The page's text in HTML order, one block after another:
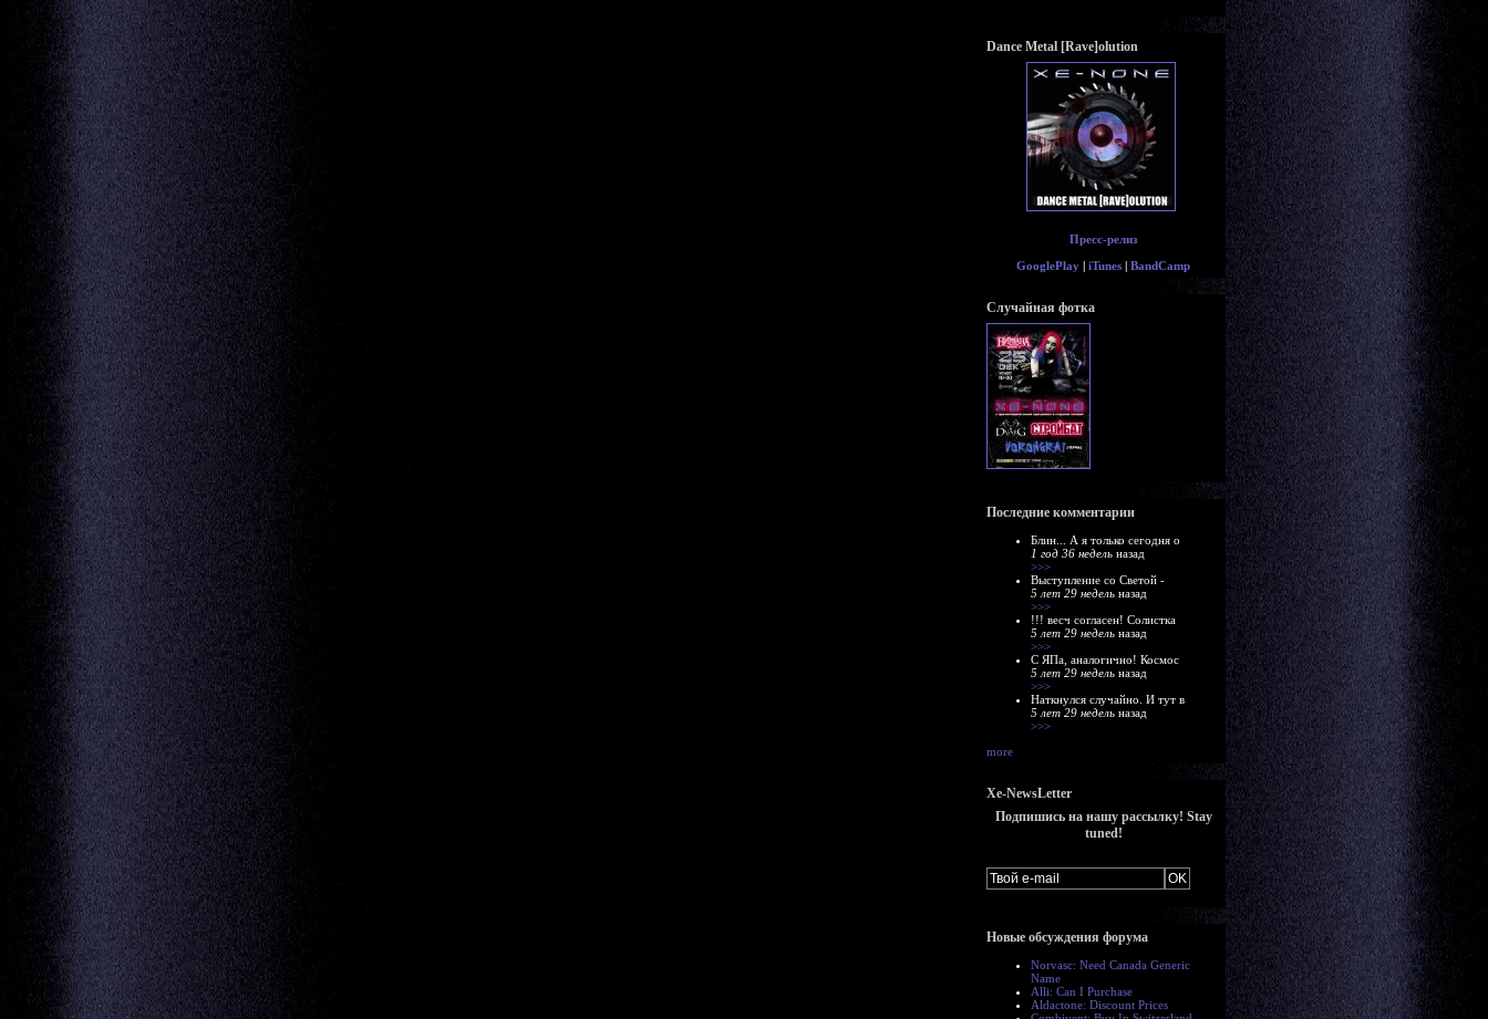
Dance Metal [Rave]olution
Пресс-релиз
GooglePlay | iTunes | BandCamp
Случайная фотка
Последние комментарии
Блин... А я только сегодня о
1 год 36 недель назад
>>>
Выступление со Светой -
5 лет 29 недель назад
>>>
!!! весч согласен! Солистка
5 лет 29 недель назад
>>>
С ЯПа, аналогично! Космос
5 лет 29 недель назад
>>>
Наткнулся случайно. И тут в
5 лет 29 недель назад
>>>
more
Xe-NewsLetter
Подпишись на нашу рассылку! Stay
tuned!
Новые обсуждения форума
Norvasc: Need Canada Generic
Name
Alli: Can I Purchase
Aldactone: Discount Prices